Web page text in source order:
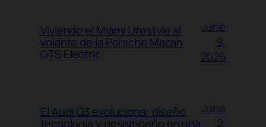
Viviendo el Miami Lifestyle al
volante de la Porsche Macan
GTS Electric
June
9,
2026
El Audi Q3 evoluciona: diseño,
tecnología y desempeño en una
June
2,